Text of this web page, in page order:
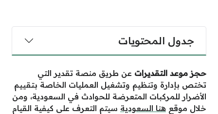
جدول المحتويات
حجز موعد التقديرات عن طريق منصة تقدير التي
تختص بإدارة وتنظيم وتشغيل العمليات الخاصة بتقييم
الأضرار للمركبات المتعرضة للحوادث في السعودية، ومن
خلال موقع هنا السعودية سيتم التعرف على كيفية القيام